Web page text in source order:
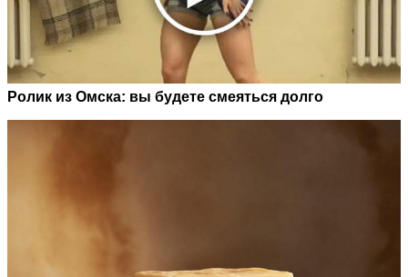
Ролик из Омска: вы будете смеяться долго